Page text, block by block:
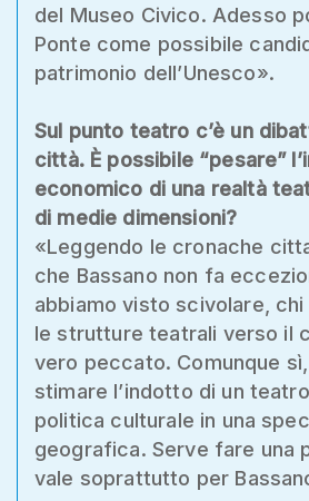
del Museo Civico. Adesso
Ponte come possibile
patrimonio dell’Unesco».
Sul punto teatro c’è un
città. È possibile “pesare”
economico di una realtà
di medie dimensioni?
«Leggendo le cronache
che Bassano non fa
abbiamo visto scivolare, chi
le strutture teatrali verso il
vero peccato. Comunque
stimare l’indotto di un
politica culturale in una
geografica. Serve fare una
vale soprattutto per